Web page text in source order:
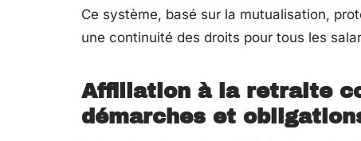
Ce système, basé sur la mutualisation,
une continuité des droits pour tous les
Affiliation à la retraite
démarches et